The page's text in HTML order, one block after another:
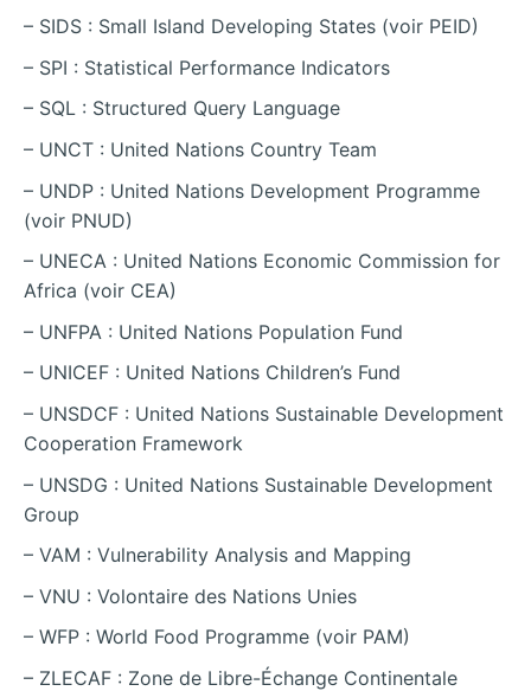
– SIDS : Small Island Developing States (voir PEID)
– SPI : Statistical Performance Indicators
– SQL : Structured Query Language
– UNCT : United Nations Country Team
– UNDP : United Nations Development Programme
(voir PNUD)
– UNECA : United Nations Economic Commission for
Africa (voir CEA)
– UNFPA : United Nations Population Fund
– UNICEF : United Nations Children’s Fund
– UNSDCF : United Nations Sustainable Development
Cooperation Framework
– UNSDG : United Nations Sustainable Development
Group
– VAM : Vulnerability Analysis and Mapping
– VNU : Volontaire des Nations Unies
– WFP : World Food Programme (voir PAM)
– ZLECAF : Zone de Libre-Échange Continentale